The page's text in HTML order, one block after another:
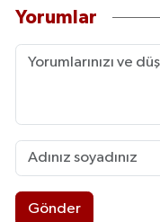
Yorumlar
Gönder